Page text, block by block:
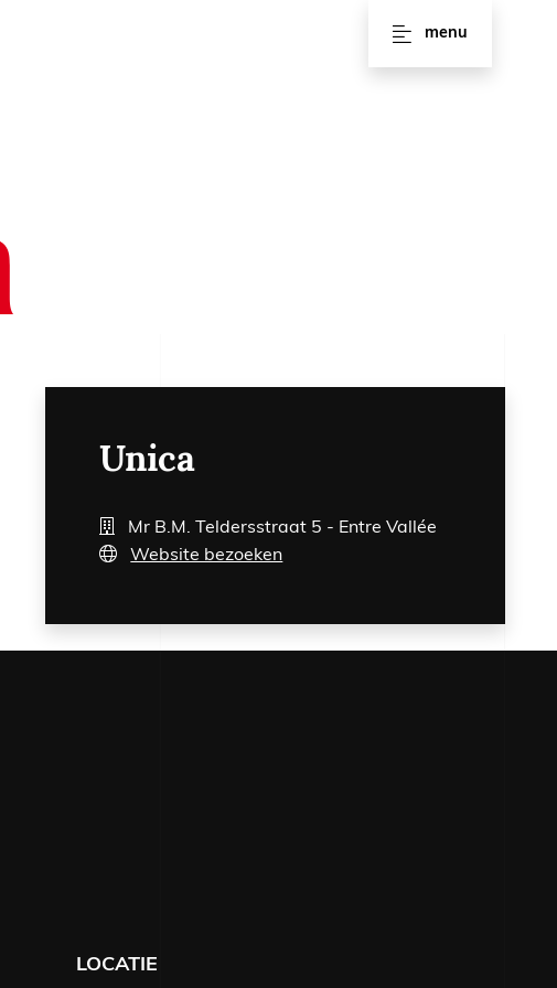
menu
06 52 06 61 67
Unica
Mr B.M. Teldersstraat 5 - Entre Vallée
Website bezoeken
LOCATIE